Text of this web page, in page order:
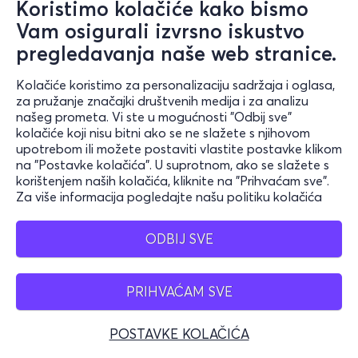
Koristimo kolačiće kako bismo
Vam osigurali izvrsno iskustvo
pregledavanja naše web stranice.
Kolačiće koristimo za personalizaciju sadržaja i oglasa,
za pružanje značajki društvenih medija i za analizu
našeg prometa. Vi ste u mogućnosti "Odbij sve"
kolačiće koji nisu bitni ako se ne slažete s njihovom
upotrebom ili možete postaviti vlastite postavke klikom
na "Postavke kolačića". U suprotnom, ako se slažete s
korištenjem naših kolačića, kliknite na "Prihvaćam sve".
Za više informacija pogledajte našu politiku kolačića
ODBIJ SVE
PRIHVAĆAM SVE
POSTAVKE KOLAČIĆA